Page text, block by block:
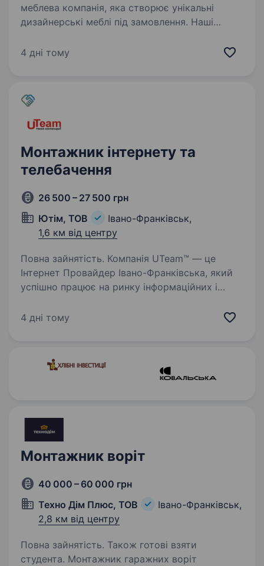
меблева компанія, яка створює унікальні
дизайнерські меблі під замовлення. Наші
Запрошуємо стати частиною нашої команди
4 дні тому
Монтажник інтернету та
телебачення
26 500 – 27 500 грн
Ютім, ТОВ
Івано-Франківськ,
1,6 км від центру
Повна зайнятість. Компанія UTeam™ — це
Інтернет Провайдер Івано-Франківська, який
успішно працює на ринку інформаційних і
та динамічно розвивається, запрошує
4 дні тому
Монтажник воріт
40 000 – 60 000 грн
Техно Дім Плюс, ТОВ
Івано-Франківськ,
2,8 км від центру
Повна зайнятість. Також готові взяти
студента. Монтажник гаражних воріт